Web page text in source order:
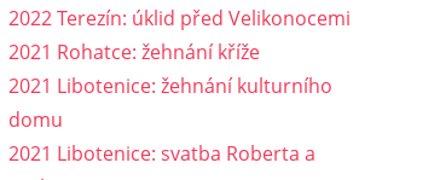
2022 Terezín: úklid před Velikonocemi
2021 Rohatce: žehnání kříže
2021 Libotenice: žehnání kulturního
domu
2021 Libotenice: svatba Roberta a